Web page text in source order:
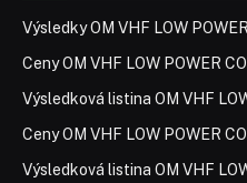
Výsledky OM VHF LOW
Ceny OM VHF LOW POWER
Výsledková listina OM VHF
Ceny OM VHF LOW POWER
Výsledková listina OM VHF